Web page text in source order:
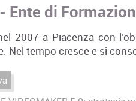
Ente di
2007 a Piacenza con
Nel tempo cresce e si